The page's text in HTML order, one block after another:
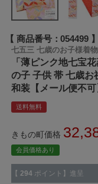
商品番号 054499
七五三 七歳のお子様着
「薄ピンク地七宝
の子 子供 帯 七歳お
和装【メール便不
送料無料
きもの町価格
会員価格あり
【 294 ポイント】進呈